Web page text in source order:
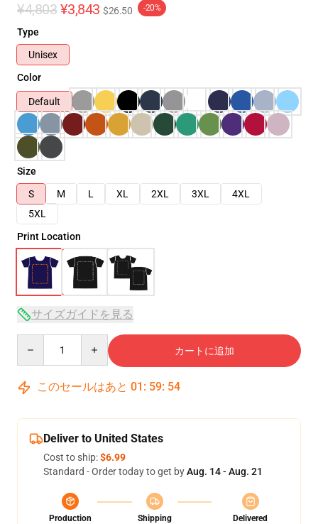
¥4,803 ¥3,843 $26.50 -20%
Type
Unisex
Color
Default
Size
S
M L XL 2XL 3XL
4XL
5XL
Print Location
サイズガイドを見る
カートに追加
このセールはあと 01 : 59: 53
Deliver to United States
Cost to ship:$6.99
Standard - Order today to get byAug. 14 - Aug. 21
Production
Shipping
Delivered